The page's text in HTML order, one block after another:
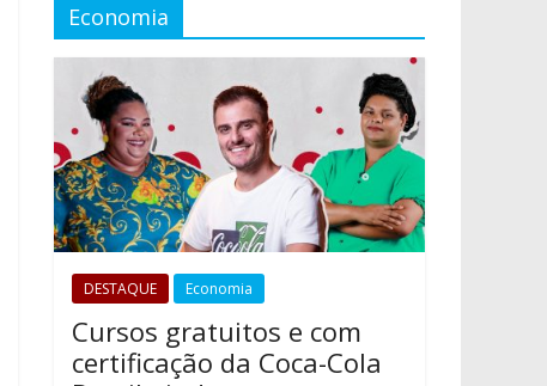
Economia
DESTAQUE Economia
Cursos gratuitos e com
certificação da Coca-Cola